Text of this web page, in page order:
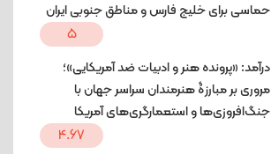
حماسی برای خلیج فارس و مناطق جنوبی ایران
5
درآمد: «پرونده هنر و ادبیات ضد آمریکایی»؛
مروری بر مبارزۀ هنرمندان سراسر جهان با
جنگ‌افروزی‌ها و استعمارگری‌های آمریکا
4.67